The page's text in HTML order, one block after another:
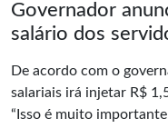
Governador
salário dos
De acordo com o
salariais irá injetar R$
“Isso é muito